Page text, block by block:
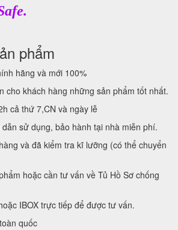
phẩm
hãng và mới 100%
cho khách hàng những sản phẩm tốt nhất.
cả thứ 7,CN và ngày lễ
sử dụng, bảo hành tại nhà miễn phí.
và đã kiểm tra kĩ lưỡng (có thể chuyển
hoặc cần tư vấn về Tủ Hồ Sơ chống
IBOX trực tiếp để được tư vấn.
quốc